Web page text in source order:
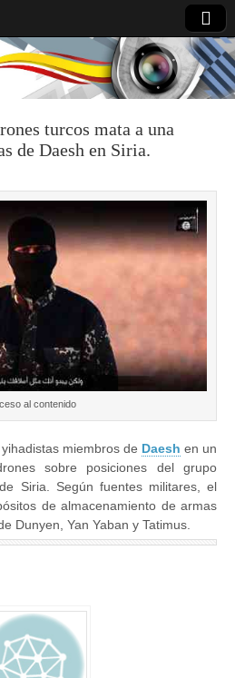
turcos mata a una
de Daesh en Siria.
al contenido
miembros de Daesh en un
sobre posiciones del grupo
Siria. Según fuentes militares, el
de almacenamiento de armas
Dunyen, Yan Yaban y Tatimus.